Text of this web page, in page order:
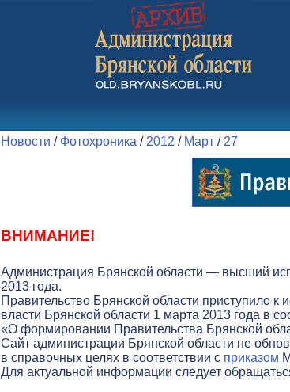
Новости / Фотохроника / 2012 / Март / 27
ВНИМАНИЕ!
Администрация Брянской области — высший
2013 года.
Правительство Брянской области приступило
власти Брянской области 1 марта 2013 года в
«О формировании Правительства Брянской
Cайт администрации Брянской области не
в справочных целях в соответствии с приказом
Для актуальной информации следует